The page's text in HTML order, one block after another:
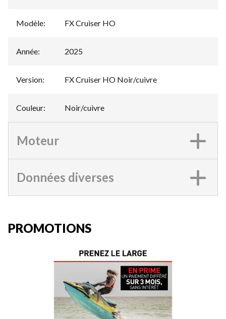
Modèle: FX Cruiser HO
Année: 2025
Version: FX Cruiser HO Noir/cuivre
Couleur: Noir/cuivre
Moteur
Données diverses
PROMOTIONS